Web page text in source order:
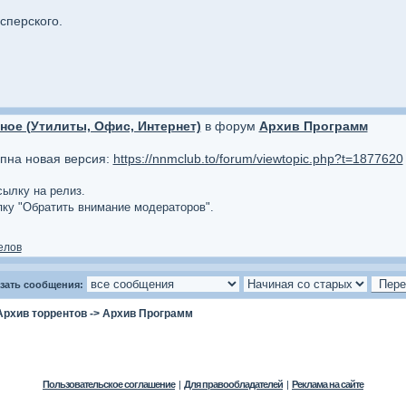
(Утилиты, Офис, Интернет) в форум Архив Программ
новая версия: https://nnmclub.to/forum/viewtopic.php?t=1877620
на релиз.
"Обратить внимание модераторов".
сообщения:
торрентов-> Архив Программ
Пользовательское соглашение | Для правообладателей | Реклама на сайте